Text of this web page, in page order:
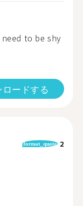
to be shy
ードする
format_quote 2